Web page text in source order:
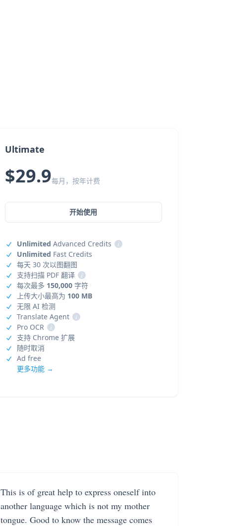
Ultimate
$29.9每月，按年计费
开始使用
Unlimited Advanced Credits
i
Unlimited Fast Credits
每天 30 次以图翻图
支持扫描 PDF 翻译
i
每次最多 150,000字符
上传大小最高为 100 MB
无限 AI 检测
Translate Agent
i
Pro OCR
i
支持 Chrome 扩展
随时取消
Ad free
更多功能 →
This is of great help to express oneself into
another language which is not my mother
tongue. Good to know the message comes